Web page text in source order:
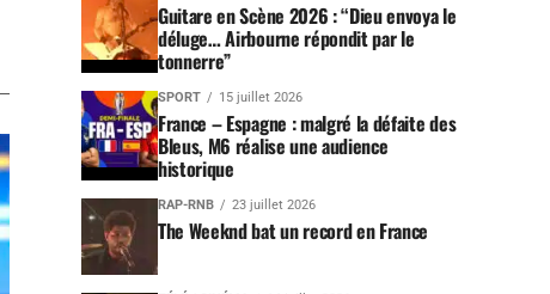
Guitare en Scène 2026 : “Dieu envoya le
déluge… Airbourne répondit par le
tonnerre”
SPORT 15 juillet 2026
France – Espagne : malgré la défaite des
Bleus, M6 réalise une audience
historique
RAP-RNB 23 juillet 2026
The Weeknd bat un record en France